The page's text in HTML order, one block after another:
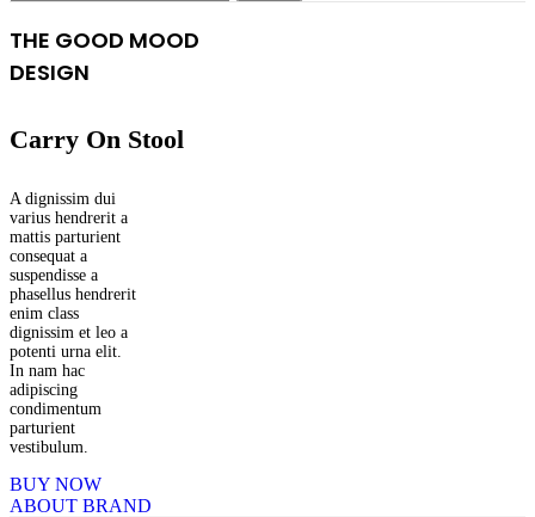
THE GOOD MOOD
DESIGN
Carry On Stool
A dignissim dui
varius hendrerit a
mattis parturient
consequat a
suspendisse a
phasellus hendrerit
enim class
dignissim et leo a
potenti urna elit.
In nam hac
adipiscing
condimentum
parturient
vestibulum.
BUY NOW
ABOUT BRAND